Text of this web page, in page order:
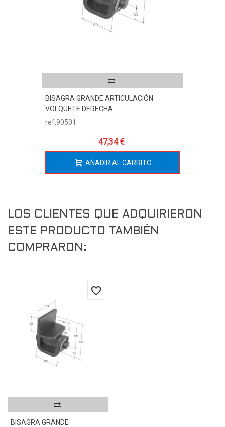
BISAGRA GRANDE ARTICULACIÓN
VOLQUETE DERECHA
ref:90501
47,34 €
AÑADIR AL CARRITO
LOS CLIENTES QUE ADQUIRIERON
ESTE PRODUCTO TAMBIÉN
COMPRARON:
BISAGRA GRANDE